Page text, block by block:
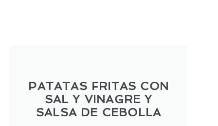
PATATAS FRITAS CON
SAL Y VINAGRE Y
SALSA DE CEBOLLA